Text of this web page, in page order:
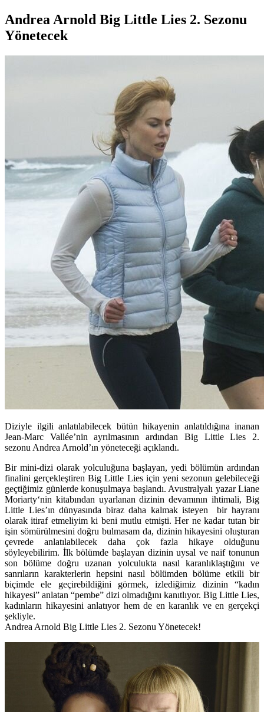
Andrea Arnold Big Little Lies 2. Sezonu
Yönetecek
Diziyle ilgili anlatılabilecek bütün hikayenin anlatıldığına inanan
Jean-Marc Vallée’nin ayrılmasının ardından Big Little Lies 2.
sezonu Andrea Arnold’ın yöneteceği açıklandı.
Bir mini-dizi olarak yolculuğuna başlayan, yedi bölümün ardından
finalini gerçekleştiren Big Little Lies için yeni sezonun gelebileceği
geçtiğimiz günlerde konuşulmaya başlandı. Avustralyalı yazarLiane
Moriarty‘nin kitabından uyarlanan dizinin devamının ihtimali, Big
Little Lies’ın dünyasında biraz daha kalmak isteyen bir hayranı
olarak itiraf etmeliyim ki beni mutlu etmişti. Her ne kadar tutan bir
işin sömürülmesini doğru bulmasam da, dizinin hikayesini oluşturan
çevrede anlatılabilecek daha çok fazla hikaye olduğunu
söyleyebilirim. İlk bölümde başlayan dizinin uysal ve naif tonunun
son bölüme doğru uzanan yolculukta nasıl karanlıklaştığını ve
sanrıların karakterlerin hepsini nasıl bölümden bölüme etkili bir
biçimde ele geçirebildiğini görmek, izlediğimiz dizinin “kadın
hikayesi” anlatan “pembe” dizi olmadığını kanıtlıyor. Big Little Lies,
kadınların hikayesini anlatıyor hem de en karanlık ve en gerçekçi
şekliyle.
Andrea Arnold Big Little Lies 2. Sezonu Yönetecek!